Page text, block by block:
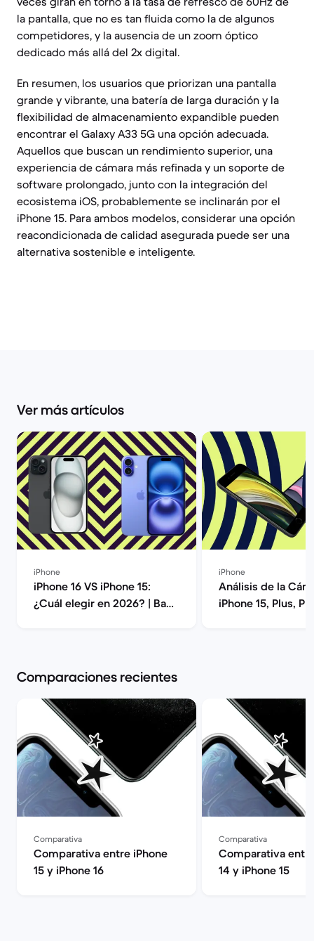
la pantalla, que no es tan fluida como la de algunos
competidores, y la ausencia de un zoom óptico
dedicado más allá del 2x digital.
En resumen, los usuarios que priorizan una pantalla
grande y vibrante, una batería de larga duración y la
flexibilidad de almacenamiento expandible pueden
encontrar el Galaxy A33 5G una opción adecuada.
Aquellos que buscan un rendimiento superior, una
experiencia de cámara más refinada y un soporte de
software prolongado, junto con la integración del
ecosistema iOS, probablemente se inclinarán por el
iPhone 15. Para ambos modelos, considerar una opción
reacondicionada de calidad asegurada puede ser una
alternativa sostenible e inteligente.
Ver más artículos
iPhone
iPhone 16 VS iPhone 15:
¿Cuál elegir en 2026? | Back
iPhone
Análisis de la
iPhone 15, Plus,
Comparaciones recientes
Comparativa
Comparativa entre iPhone
15 y iPhone 16
Comparativa
Comparativa
14 y iPhone 15